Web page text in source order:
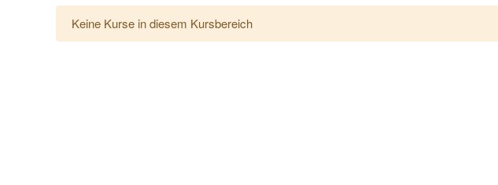
Keine Kurse in diesem Kursbereich